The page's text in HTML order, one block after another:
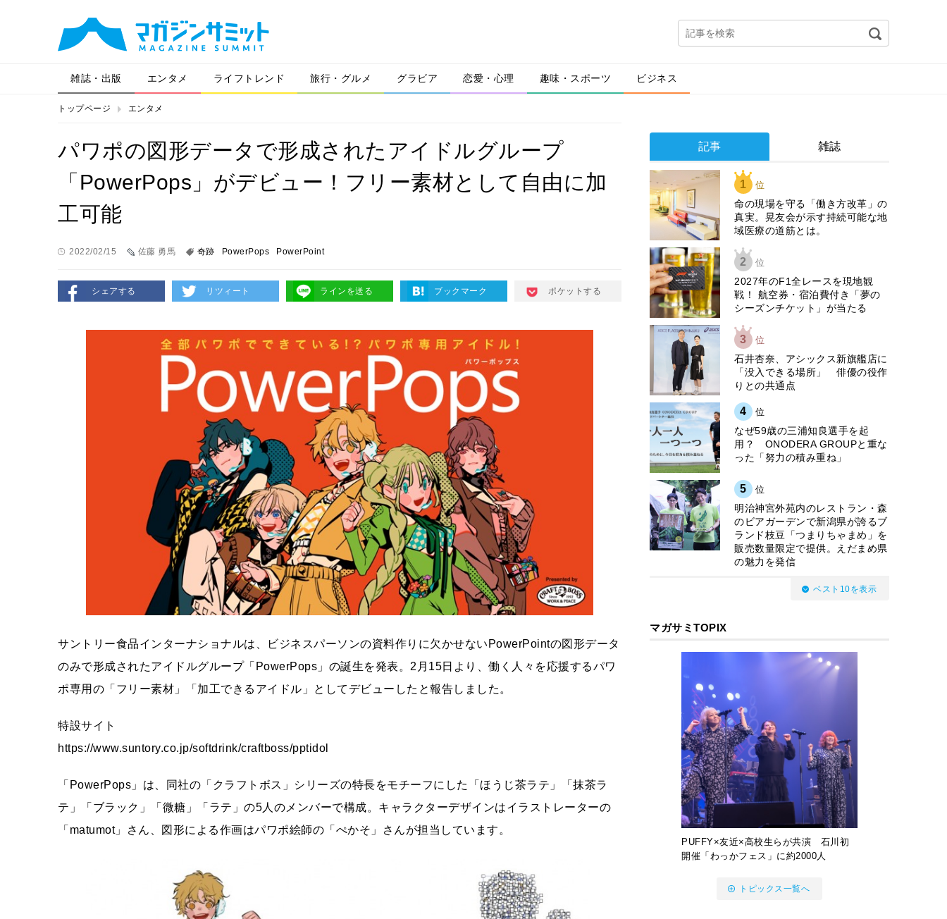
雑誌・出版 エンタメ ライフトレンド 旅行・グルメ グラビア 恋愛・心理 趣味・スポーツ ビジネス
トップページ エンタメ
パワポの図形データで形成されたアイドルグループ
「PowerPops」がデビュー！フリー素材として自由に加
工可能
2022/02/15 佐藤 勇馬 奇跡 PowerPops PowerPoint
シェアする リツィート ラインを送る ブックマーク ポケットする
サントリー食品インターナショナルは、ビジネスパーソンの資料作りに欠かせないPowerPointの図形データ
のみで形成されたアイドルグループ「PowerPops」の誕生を発表。2月15日より、働く人々を応援するパワ
ポ専用の「フリー素材」「加工できるアイドル」としてデビューしたと報告しました。
特設サイト
https://www.suntory.co.jp/softdrink/craftboss/pptidol
「PowerPops」は、同社の「クラフトボス」シリーズの特長をモチーフにした「ほうじ茶ラテ」「抹茶ラ
テ」「ブラック」「微糖」「ラテ」の5人のメンバーで構成。キャラクターデザインはイラストレーターの
「matumot」さん、図形による作画はパワポ絵師の「ぺかそ」さんが担当しています。
記事 雑誌
1 位
​命の現場を守る「働き方改革」の
真実。晃友会が示す持続可能な地
域医療の道筋とは。
2 位
2027年のF1全レースを現地観
戦！ 航空券・宿泊費付き「夢の
シーズンチケット」が当たる
3 位
石井杏奈、アシックス新旗艦店に
「没入できる場所」 俳優の役作
りとの共通点
4 位
なぜ59歳の三浦知良選手を起
用？ ONODERA GROUPと重な
った「努力の積み重ね」
5 位
明治神宮外苑内のレストラン・森
のビアガーデンで新潟県が誇るブ
ランド枝豆「つまりちゃまめ」を
販売数量限定で提供。えだまめ県
の魅力を発信
ベスト10を表示
マガサミTOPIX
PUFFY×友近×高校生らが共演 石川初
開催「わっかフェス」に約2000人
トピックス一覧へ